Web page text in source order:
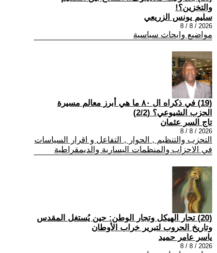
والتخزين؟!
سليم يونس الزريعي
2026 / 8 / 8
مواضيع وابحاث سياسية
(19) في ذكراه ال ٨٠ ما هي أبرز معالم مسيرة
الحزب الشيوعي؟ (2/2)
تاج السر عثمان
2026 / 8 / 8
التحزب والتنظيم , الحوار , التفاعل و اقرار السياسات
في الاحزاب والمنظمات اليسارية والديمقراطية
(20) تجار الهيكل وتجار الوطن: حين يُستغل المقدس
وتاريخ الحروب لتبرير خراب الأوطان
ياسر عامر حميد
2026 / 8 / 8